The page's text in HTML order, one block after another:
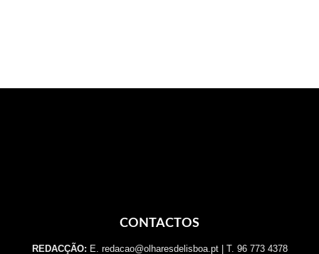
CONTACTOS
REDACÇÃO: E. redacao@olharesdelisboa.pt | T. 96 773 4378